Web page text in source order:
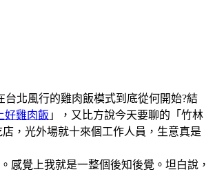
台北風行的雞肉飯模式到底從何開始?結
上好雞肉飯 」，又比方說今天要聊的「竹林
，光外場就十來個工作人員，生意真是
感覺上我就是一整個後知後覺。坦白說，